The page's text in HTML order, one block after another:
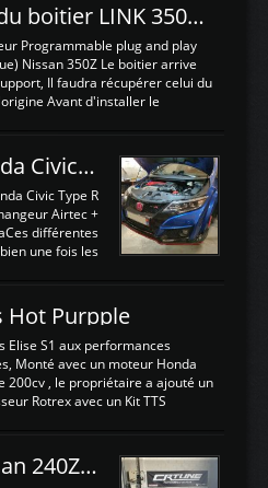
Test du boitier LINK 350Z Plugin ECU
Programmable plug and play
Nissan 350Z Le boitier arrive
Il faudra récupérer celui du
Avant d'installer le
l'information de la large bande
sydney sweeney deepfake
0-5V de l'afr sera connectée sur
Volt 8 et GndAN pour
et Volt car l'information est une
une résistance variable d'un
de brancher le ...
Préparation Honda Civic Type R FK2
Civic Type R
Airtec +
différentes
une fois les
inferieur,
structure ou le
fond plat. Une
est faite sur le
Une alternative
sur Hondata
, Une fois
et les ...
Hot Purpple
Elise S1 aux performances
Monté avec un moteur Honda
200cv , le propriétaire a ajouté un
Rotrex avec un Kit TTS
la puissance de son moteur:
a été ajouté. 300Cv sans
Préparation Nissan 240Z SR20DET